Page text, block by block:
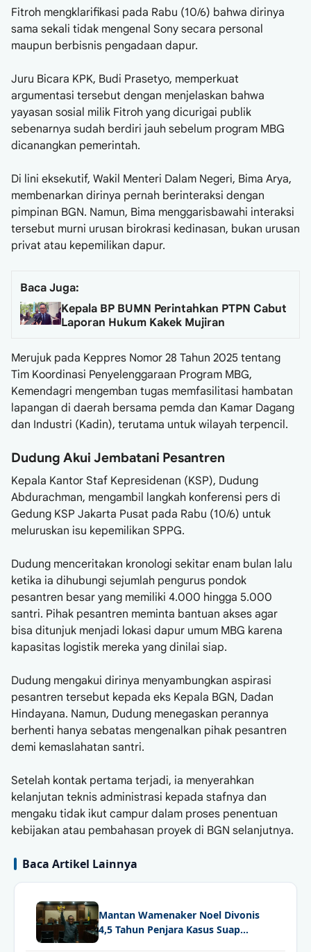
Fitroh mengklarifikasi pada Rabu (10/6) bahwa dirinya
sama sekali tidak mengenal Sony secara personal
maupun berbisnis pengadaan dapur.
Juru Bicara KPK, Budi Prasetyo, memperkuat
argumentasi tersebut dengan menjelaskan bahwa
yayasan sosial milik Fitroh yang dicurigai publik
sebenarnya sudah berdiri jauh sebelum program MBG
dicanangkan pemerintah.
Di lini eksekutif, Wakil Menteri Dalam Negeri, Bima Arya,
membenarkan dirinya pernah berinteraksi dengan
pimpinan BGN. Namun, Bima menggarisbawahi interaksi
tersebut murni urusan birokrasi kedinasan, bukan urusan
privat atau kepemilikan dapur.
Baca Juga:
Kepala BP BUMN Perintahkan PTPN Cabut
Laporan Hukum Kakek Mujiran
Merujuk pada Keppres Nomor 28 Tahun 2025 tentang
Tim Koordinasi Penyelenggaraan Program MBG,
Kemendagri mengemban tugas memfasilitasi hambatan
lapangan di daerah bersama pemda dan Kamar Dagang
dan Industri (Kadin), terutama untuk wilayah terpencil.
Dudung Akui Jembatani Pesantren
Kepala Kantor Staf Kepresidenan (KSP), Dudung
Abdurachman, mengambil langkah konferensi pers di
Gedung KSP Jakarta Pusat pada Rabu (10/6) untuk
meluruskan isu kepemilikan SPPG.
Dudung menceritakan kronologi sekitar enam bulan lalu
ketika ia dihubungi sejumlah pengurus pondok
pesantren besar yang memiliki 4.000 hingga 5.000
santri. Pihak pesantren meminta bantuan akses agar
bisa ditunjuk menjadi lokasi dapur umum MBG karena
kapasitas logistik mereka yang dinilai siap.
Dudung mengakui dirinya menyambungkan aspirasi
pesantren tersebut kepada eks Kepala BGN, Dadan
Hindayana. Namun, Dudung menegaskan perannya
berhenti hanya sebatas mengenalkan pihak pesantren
demi kemaslahatan santri.
Setelah kontak pertama terjadi, ia menyerahkan
kelanjutan teknis administrasi kepada stafnya dan
mengaku tidak ikut campur dalam proses penentuan
kebijakan atau pembahasan proyek di BGN selanjutnya.
Baca Artikel Lainnya
Mantan Wamenaker Noel Divonis
4,5 Tahun Penjara Kasus Suap
Sertifikat K3